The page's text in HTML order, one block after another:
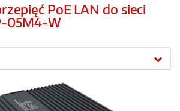
PoE LAN do sieci
05M4-W